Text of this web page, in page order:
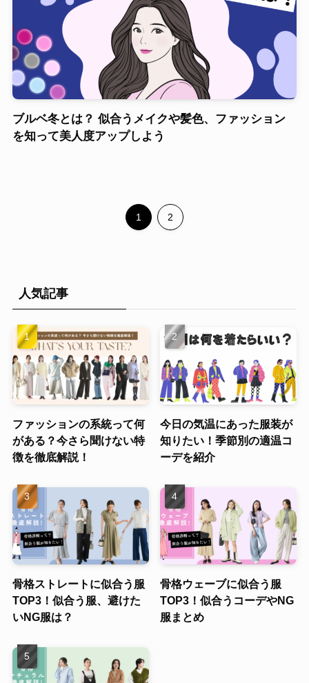
ブルベ冬とは？ 似合うメイクや髪色、ファッション
を知って美人度アップしよう
1 2
人気記事
ファッションの系統って何
がある？今さら聞けない特
徴を徹底解説！
今日の気温にあった服装が
知りたい！季節別の適温コ
ーデを紹介
骨格ストレートに似合う服
TOP3！似合う服、避けた
いNG服は？
骨格ウェーブに似合う服
TOP3！似合うコーデやNG
服まとめ